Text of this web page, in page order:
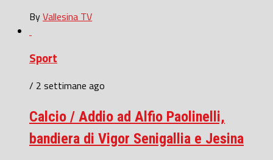
ByVallesina TV
Sport
/ 2 settimane ago
Calcio / Addio ad Alfio Paolinelli,
bandiera di Vigor Senigallia e Jesina